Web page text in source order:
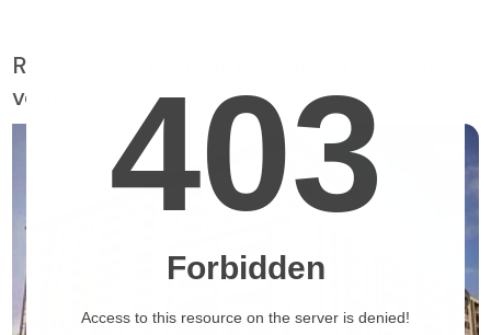
Résidences pour aînés suggérées pour
vous